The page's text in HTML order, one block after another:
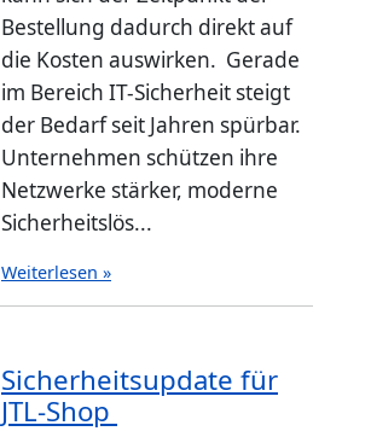
Bestellung dadurch direkt auf
die Kosten auswirken. Gerade
im Bereich IT-Sicherheit steigt
der Bedarf seit Jahren spürbar.
Unternehmen schützen ihre
Netzwerke stärker, moderne
Sicherheitslös...
Weiterlesen »
Sicherheitsupdate für
JTL-Shop